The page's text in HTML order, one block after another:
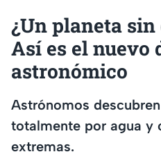
¿Un planeta
Así es el nuevo
astronómico
Astrónomos
totalmente por agua y
extremas.